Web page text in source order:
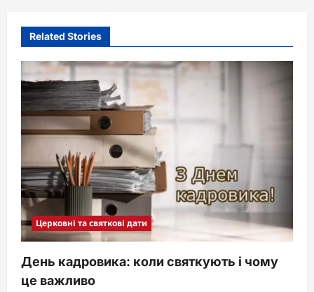
g
a
t
i
o
Related Stories
Церковні та святкові дати
День кадровика: коли святкують і чому
це важливо